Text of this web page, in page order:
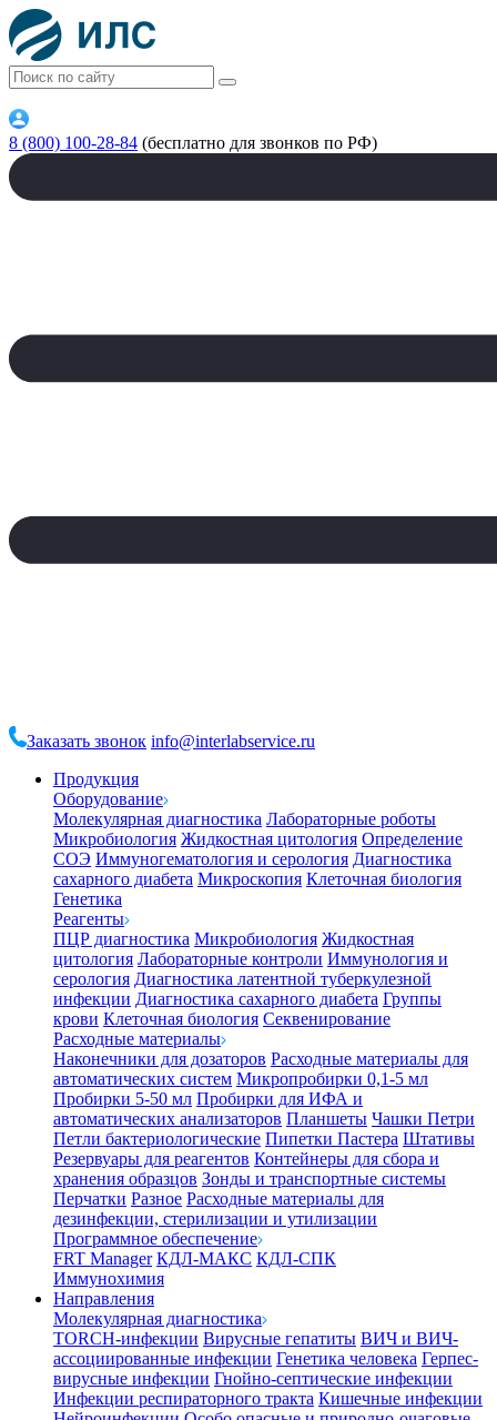
8 (800) 100-28-84 (бесплатно для звонков по РФ)
Заказать звонок info@interlabservice.ru
Продукция
Оборудование
Молекулярная диагностика Лабораторные роботы
Микробиология Жидкостная цитология Определение
СОЭ Иммуногематология и серология Диагностика
сахарного диабета Микроскопия Клеточная биология
Генетика
Реагенты
ПЦР диагностика Микробиология Жидкостная
цитология Лабораторные контроли Иммунология и
серология Диагностика латентной туберкулезной
инфекции Диагностика сахарного диабета Группы
крови Клеточная биология Секвенирование
Расходные материалы
Наконечники для дозаторов Расходные материалы для
автоматических систем Микропробирки 0,1-5 мл
Пробирки 5-50 мл Пробирки для ИФА и
автоматических анализаторов Планшеты Чашки Петри
Петли бактериологические Пипетки Пастера Штативы
Резервуары для реагентов Контейнеры для сбора и
хранения образцов Зонды и транспортные системы
Перчатки Разное Расходные материалы для
дезинфекции, стерилизации и утилизации
Программное обеспечение
FRT Manager КДЛ-МАКС КДЛ-СПК
Иммунохимия
Направления
Молекулярная диагностика
TORCH-инфекции Вирусные гепатиты ВИЧ и ВИЧ-
ассоциированные инфекции Генетика человека Герпес-
вирусные инфекции Гнойно-септические инфекции
Инфекции респираторного тракта Кишечные инфекции